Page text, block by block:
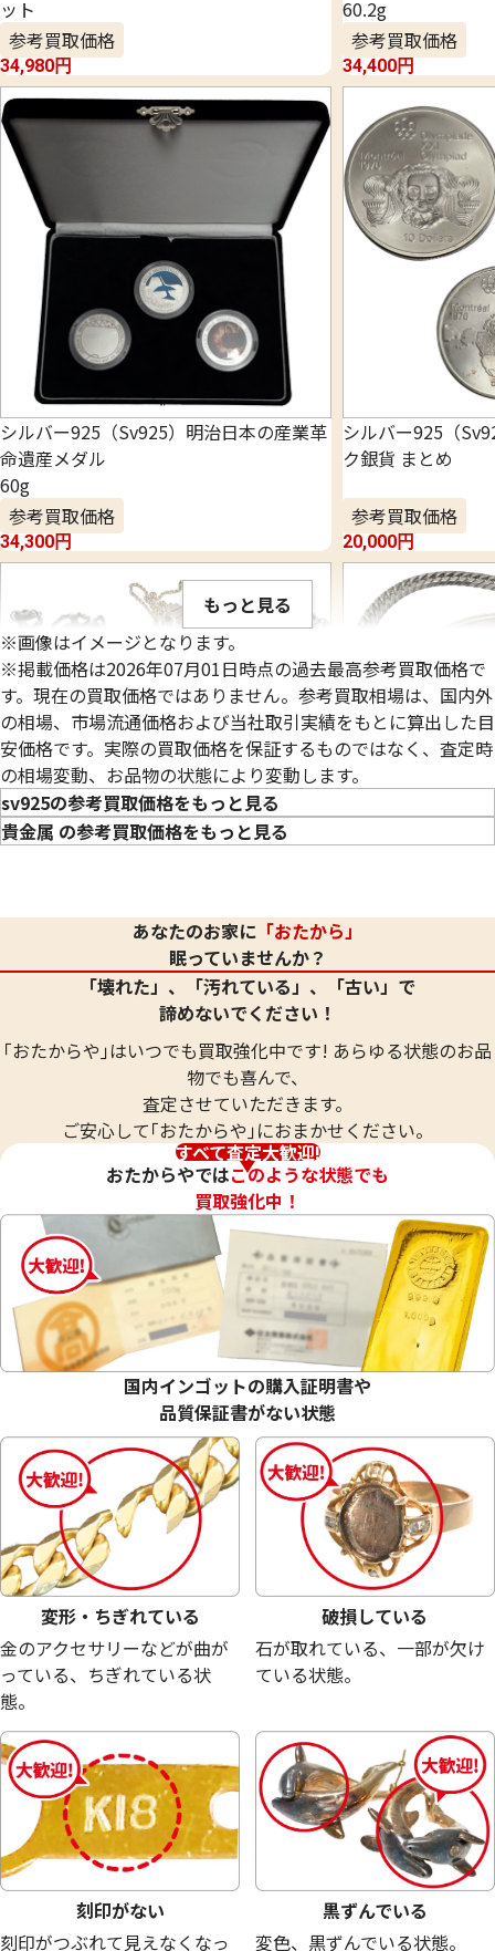
ット
参考買取価格
34,980円
60.2g
参考買取価格
34,400円
シルバー925（Sv925）明治日本の産業革
命遺産メダル
60g
参考買取価格
34,300円
シルバー925（
ク銀貨 まとめ
参考買取価格
20,000円
参考買取価格
31.2g
参考買取価格
17,800 円
シルバー925 (Sv925) シルバー2重リング
5個まとめ 29.0g
参考買取価格
16,600円
シルバー925
参考買取価格
13,300 円
シルバー925 (Sv925) クロムハーツ ペン
ダントトップ
23.2g
参考買取価格
13,200円
シルバー925
18g
参考買取価格
10,300円
もっと見る
※画像はイメージとなります。
※掲載価格は2026年07月01日時点の過去最高参考買取価格で
す。現在の買取価格ではありません。参考買取相場は、国内外
の相場、市場流通価格および当社取引実績をもとに算出した目
安価格です。実際の買取価格を保証するものではなく、査定時
の相場変動、お品物の状態により変動します。
sv925の参考買取価格をもっと見る
貴金属 の参考買取価格をもっと見る
あなたのお家に 「おたから」
眠っていませんか？
「壊れた」、「汚れている」、「古い」で
諦めないでください！
｢おたからや｣はいつでも買取強化中です! あらゆる状態のお品
物でも喜んで、
査定させていただきます。
ご安心して｢おたからや｣におまかせください。
すべて査定大歓迎!
おたからやではこのような状態でも
買取強化中！
国内インゴットの購入証明書や
品質保証書がない状態
変形・ちぎれている
金のアクセサリーなどが曲が
っている、ちぎれている状
態。
破損している
石が取れている、一部が欠け
ている状態。
刻印がない
刻印がつぶれて見えなくなっ
黒ずんでいる
変色、黒ずんでいる状態。